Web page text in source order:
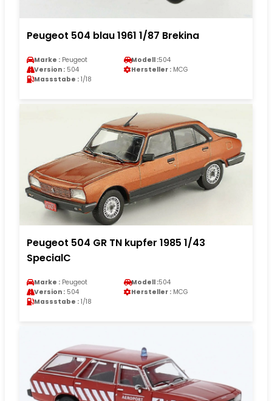
Peugeot 504 blau 1961 1/87 Brekina
Marke : Peugeot Modell :504
Version : 504 Hersteller : MCG
Massstabe : 1/18
Peugeot 504 GR TN kupfer 1985 1/43
SpecialC
Marke : Peugeot Modell :504
Version : 504 Hersteller : MCG
Massstabe : 1/18